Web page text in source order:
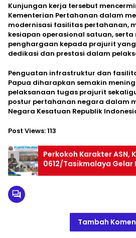
Kunjungan kerja tersebut
Kementerian Pertahanan dalam
modernisasi fasilitas pertahanan,
kesiapan operasional satuan, serta
penghargaan kepada prajurit
dedikasi dan prestasi dalam
Penguatan infrastruktur dan
Papua diharapkan semakin
pelaksanaan tugas prajurit
postur pertahanan negara dalam
Negara Kesatuan Republik
Post Views:113
Perkokoh Karakter ASN,
0612/Tasikmalaya Gelar
Karakter Kebangsaan
Tambah